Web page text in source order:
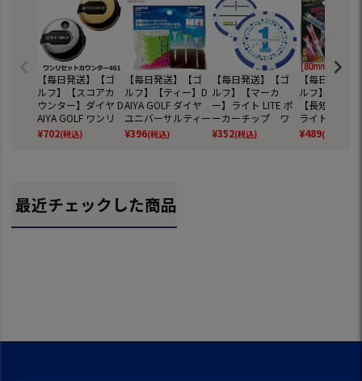
【毎日発送】【ゴ
ルフ】【スコアカ
ウンター】ダイヤ D
AIYA GOLF ワンリ
セットカウンター4
61 AS-461
¥702(税込)
【毎日発送】【ゴ
ルフ】【ティー】D
AIYA GOLF ダイヤ
ユニバーサルティー
ライン TE-448 グリ
ーン、ピンク
¥396(税込)
【毎日発送】【ゴ
ルフ】【マーカ
ー】ライト LITE ポ
ーカーチップ ワ
ンパットブルー(06
0) X-768
¥352(税込)
【毎日発送】
ルフ】【ティ
【長短各2本
ライト LITE
コイルティー
¥489(税込)
最近チェックした商品